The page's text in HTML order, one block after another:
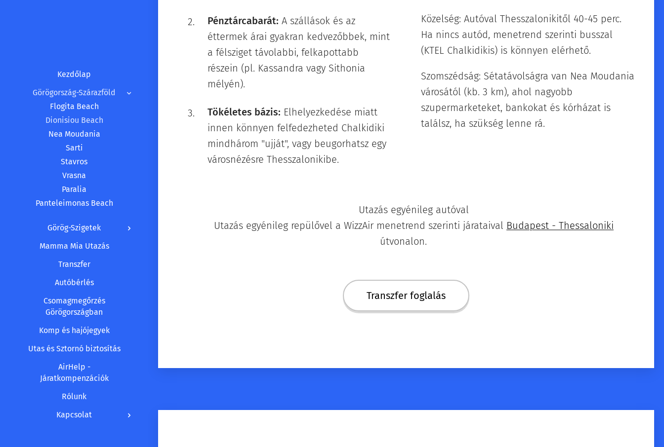
Kezdőlap
Görögország-Szárazföld
Flogita Beach
Dionisiou Beach
Nea Moudania
Sarti
Stavros
Vrasna
Paralia
Panteleimonas Beach
Görög-Szigetek
Mamma Mia Utazás
Transzfer
Autóbérlés
Csomagmegőrzés
Görögországban
Komp és hajójegyek
Utas és Sztornó biztosítás
AirHelp -
Járatkompenzációk
Rólunk
Kapcsolat
Pénztárcabarát: A szállások és az
éttermek árai gyakran kedvezőbbek, mint
a félsziget távolabbi, felkapottabb
részein (pl. Kassandra vagy Sithonia
mélyén). 💰✅
Tökéletes bázis: Elhelyezkedése miatt
innen könnyen felfedezheted Chalkidiki
mindhárom "ujját", vagy beugorhatsz egy
városnézésre Thesszalonikibe.
Közelség: Autóval Thesszalonikitől 40-45 perc.
Ha nincs autód, menetrend szerinti busszal
(KTEL Chalkidikis) is könnyen elérhető. 🚗🚌
Szomszédság: Sétatávolságra van Nea Moudania
városától (kb. 3 km), ahol nagyobb
szupermarketeket, bankokat és kórházat is
találsz, ha szükség lenne rá.
🚗 Utazás egyénileg autóval
✈️ Utazás egyénileg repülővel a WizzAir menetrend szerinti járataival Budapest - Thessaloniki
útvonalon.
Transzfer foglalás